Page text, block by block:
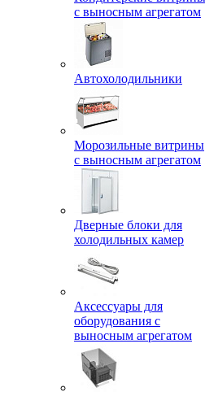
с выносным агрегатом
Автохолодильники
Морозильные витрины
с выносным агрегатом
Дверные блоки для
холодильных камер
Аксессуары для
оборудования с
выносным агрегатом